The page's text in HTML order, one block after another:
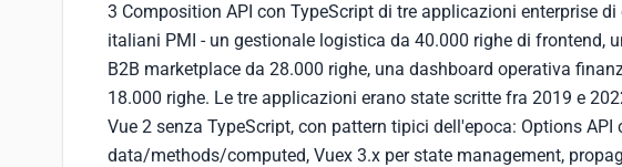
3 Composition API con TypeScript di tre applicazioni enterprise di
italiani PMI - un gestionale logistica da 40.000 righe di frontend,
B2B marketplace da 28.000 righe, una dashboard operativa
18.000 righe. Le tre applicazioni erano state scritte fra 2019 e
Vue 2 senza TypeScript, con pattern tipici dell'epoca: Options API
data/methods/computed, Vuex 3.x per state management,